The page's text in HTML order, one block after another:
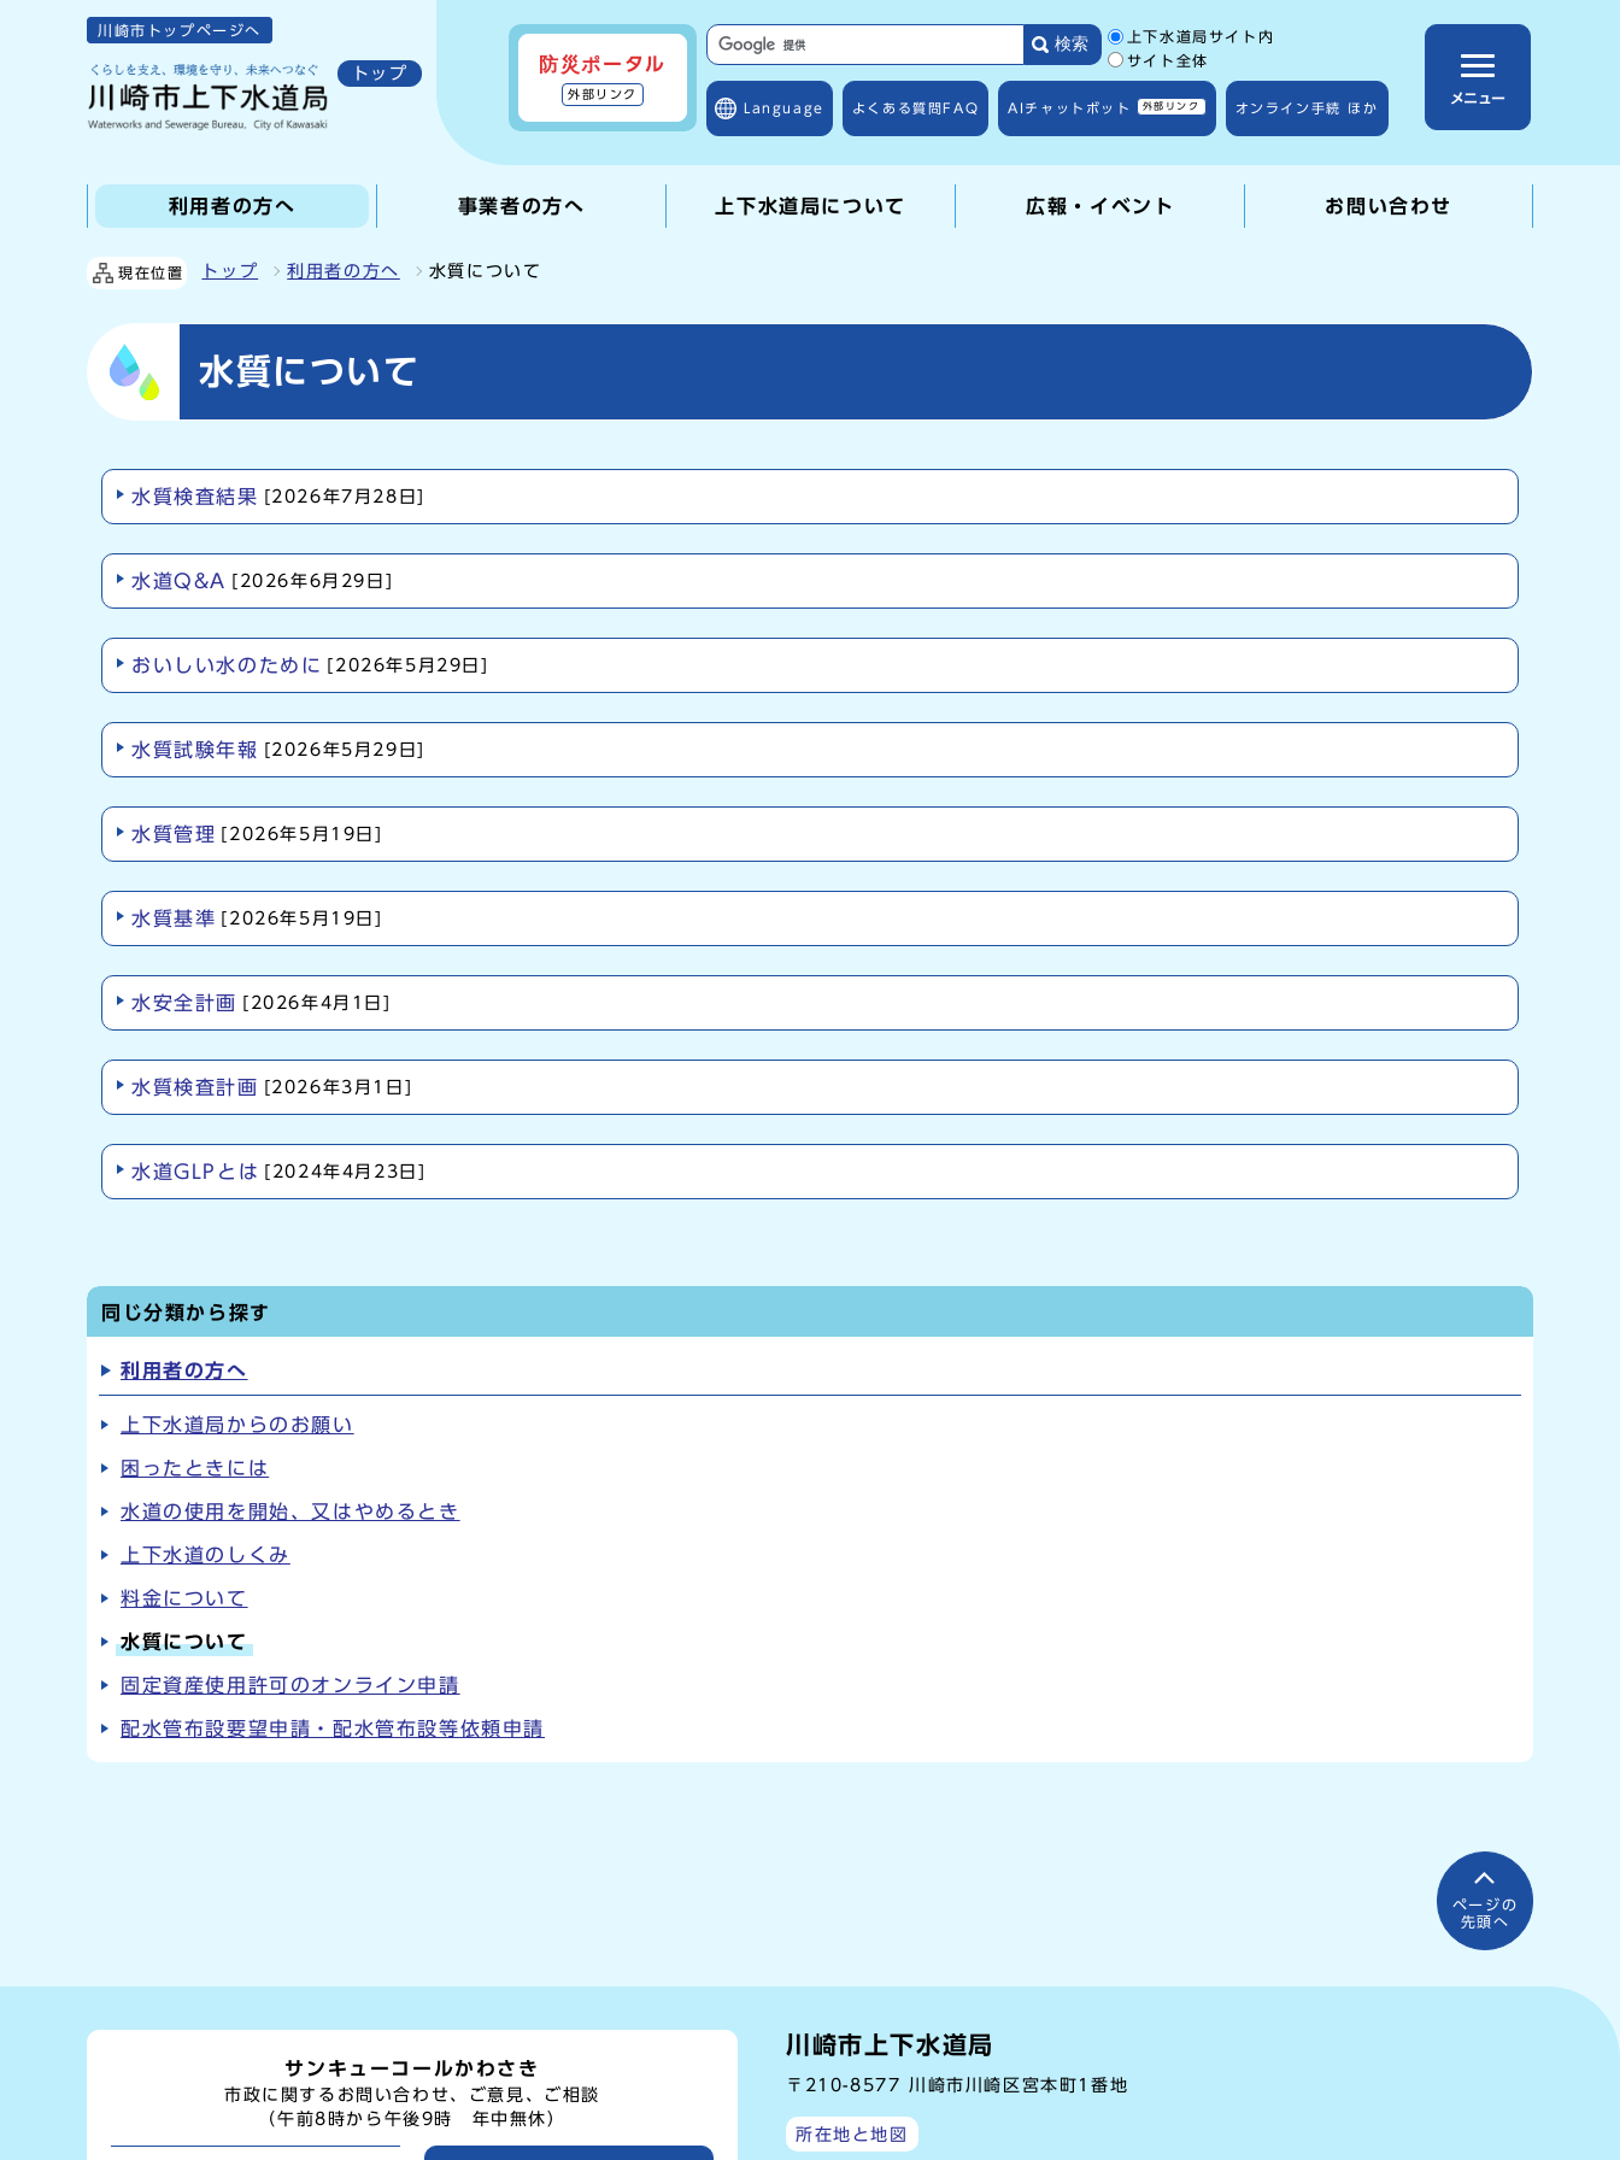
川崎市トップページへ
トップ 防災ポータル
外部リンク
検索 サイト内検索の範囲
上下水道局サイト内
サイト全体
Language よくある質問 FAQ AIチャットボット 外部リンク オンライン手続 ほか
メニュー
利用者の方へ 事業者の方へ 上下水道局について 広報・イベント お問い合わせ
現在位置 トップ 利用者の方へ 水質について
水質について
水質検査結果 [2026年7月28日]
水道Q&A [2026年6月29日]
おいしい水のために [2026年5月29日]
水質試験年報 [2026年5月29日]
水質管理 [2026年5月19日]
水質基準 [2026年5月19日]
水安全計画 [2026年4月1日]
水質検査計画 [2026年3月1日]
水道GLPとは [2024年4月23日]
同じ分類から探す
利用者の方へ
上下水道局からのお願い
困ったときには
水道の使用を開始、又はやめるとき
上下水道のしくみ
料金について
水質について
固定資産使用許可のオンライン申請
配水管布設要望申請・配水管布設等依頼申請
ページの
先頭へ
サンキューコールかわさき
市政に関するお問い合わせ、ご意見、ご相談
（午前8時から午後9時 年中無休）
川崎市上下水道局
〒210-8577 川崎市川崎区宮本町1番地
所在地と地図